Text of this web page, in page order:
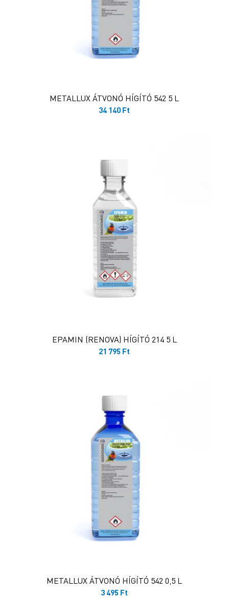
METALLUX ÁTVONÓ HÍGÍTÓ 542 5 L
34 140 Ft
EPAMIN (RENOVA) HÍGÍTÓ 214 5 L
21 795 Ft
METALLUX ÁTVONÓ HÍGÍTÓ 542 0,5 L
3 495 Ft